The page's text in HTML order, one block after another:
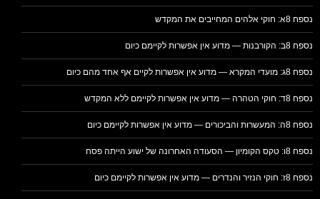
נספח 8א: חוקי אלהים המחייבים את המקדש
נספח 8ב: הקורבנות — מדוע אין אפשרות לקיימם כיום
נספח 8ג: מועדי המקרא — מדוע אין אפשרות לקיים אף אחד מהם כיום
נספח 8ד: חוקי הטהרה — מדוע אין אפשרות לקיימם ללא המקדש
נספח 8ה: המעשרות והביכורים — מדוע אין אפשרות לקיימם כיום
נספח 8ו: טקס הקומיון — הסעודה האחרונה של ישוע הייתה פסח
נספח 8ז: חוקי הנזיר והנדרים — מדוע אין אפשרות לקיימם כיום